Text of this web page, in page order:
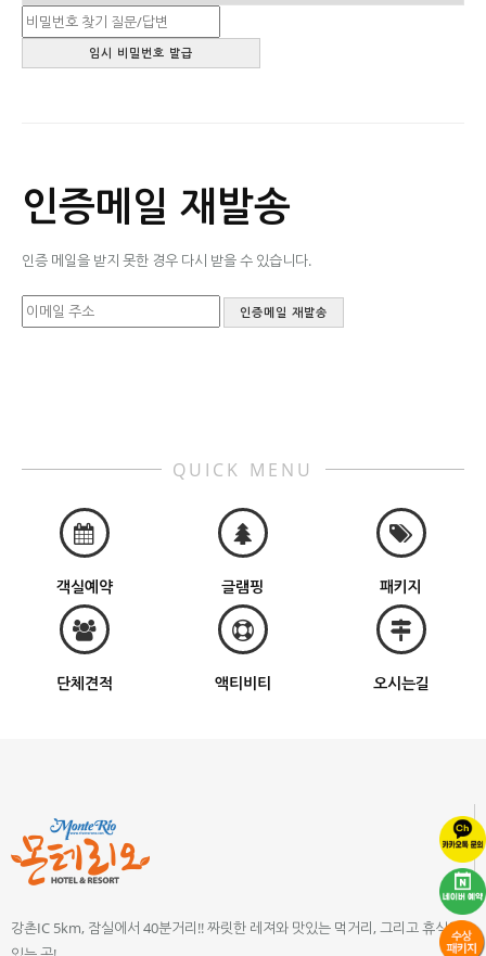
인증메일 재발송
인증 메일을 받지 못한 경우 다시 받을 수 있습니다.
QUICK MENU
객실예약 글램핑 패키지
단체견적 액티비티 오시는길
강촌IC 5km, 잠실에서 40분거리!! 짜릿한 레져와 맛있는 먹거리, 그리고 휴식이